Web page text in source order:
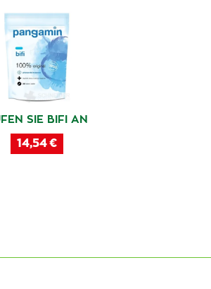
SIE BIFI AN
14,54 €